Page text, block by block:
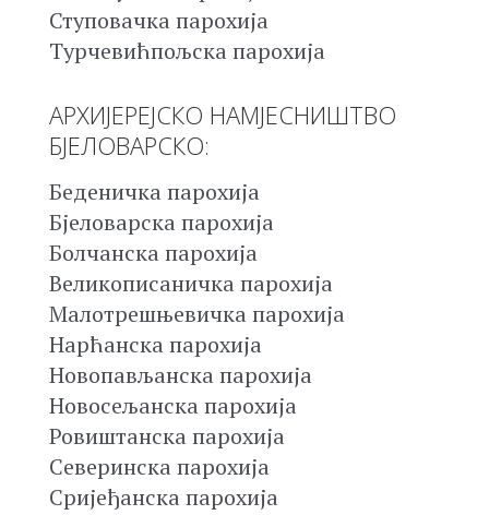
Ступовачка парохија
Турчевићпољска парохија
АРХИЈЕРЕЈСКО НАМЈЕСНИШТВО
БЈЕЛОВАРСКО:
Беденичка парохија
Бјеловарска парохија
Болчанска парохија
Великописаничка парохија
Малотрешњевичка парохија
Нарћанска парохија
Новопављанска парохија
Новосељанска парохија
Ровиштанска парохија
Северинска парохија
Сријеђанска парохија